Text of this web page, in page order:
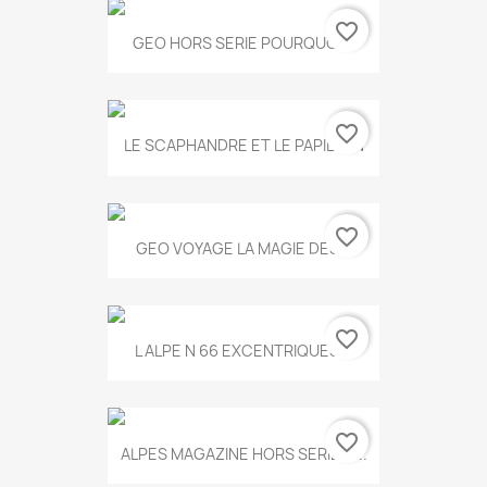
GEO HORS SERIE POURQUOI...
favorite_border
LE SCAPHANDRE ET LE PAPILLON
favorite_border
GEO VOYAGE LA MAGIE DES...
favorite_border
L ALPE N 66 EXCENTRIQUES...
favorite_border
ALPES MAGAZINE HORS SERIE N...
favorite_border